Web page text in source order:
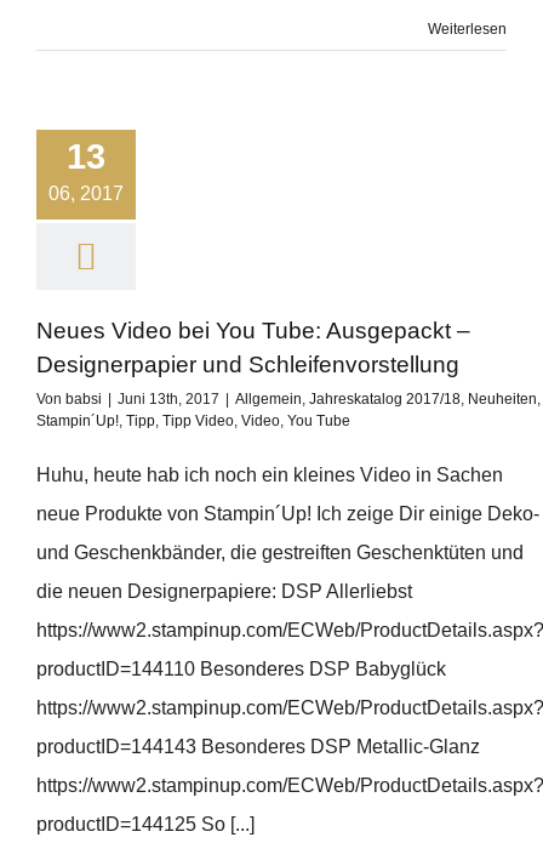
Weiterlesen
13
06, 2017
Neues Video bei You Tube: Ausgepackt –
Designerpapier und Schleifenvorstellung
Von babsi Juni 13th, 2017 Allgemein, Jahreskatalog 2017/18, Neuheiten,
Stampin´Up!, Tipp, Tipp Video, Video, You Tube
Huhu, heute hab ich noch ein kleines Video in Sachen
neue Produkte von Stampin´Up! Ich zeige Dir einige Deko-
und Geschenkbänder, die gestreiften Geschenktüten und
die neuen Designerpapiere: DSP Allerliebst
https://www2.stampinup.com/ECWeb/ProductDetails.aspx?
productID=144110 Besonderes DSP Babyglück
https://www2.stampinup.com/ECWeb/ProductDetails.aspx?
productID=144143 Besonderes DSP Metallic-Glanz
https://www2.stampinup.com/ECWeb/ProductDetails.aspx?
productID=144125 So [...]